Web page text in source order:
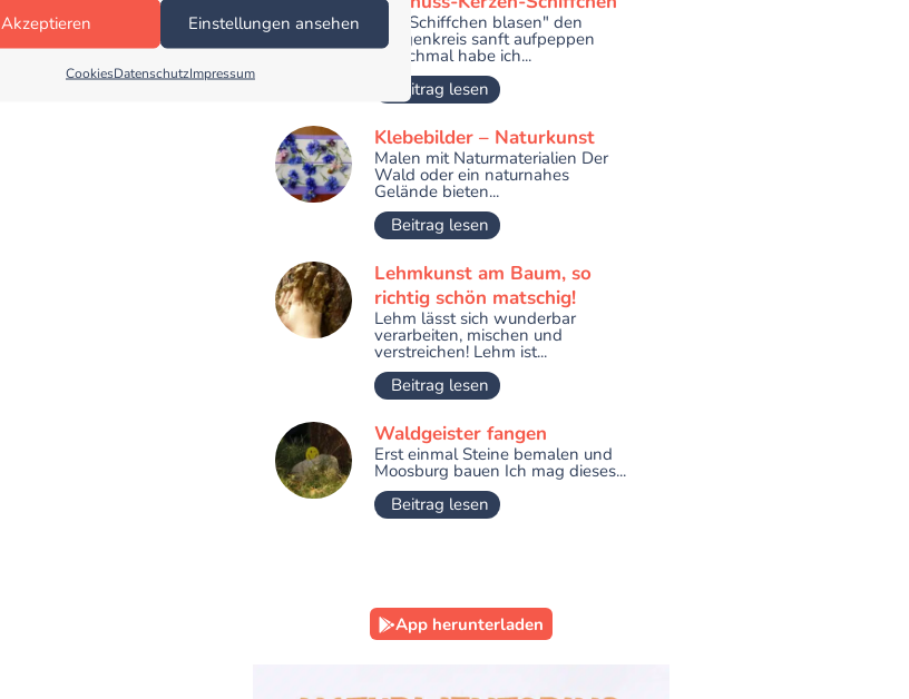
Akzeptieren Einstellungen ansehen
CookiesDatenschutzImpressum
Mit "Schiffchen blasen" den
Morgenkreis sanft aufpeppen
Manchmal habe ich...
Beitrag lesen
Klebebilder – Naturkunst
Malen mit Naturmaterialien Der
Wald oder ein naturnahes
Gelände bieten...
Beitrag lesen
Lehmkunst am Baum, so
richtig schön matschig!
Lehm lässt sich wunderbar
verarbeiten, mischen und
verstreichen! Lehm ist...
Beitrag lesen
Waldgeister fangen
Erst einmal Steine bemalen und
Moosburg bauen Ich mag dieses...
Beitrag lesen
App herunterladen